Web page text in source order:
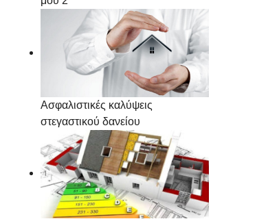
Ασφαλιστικές καλύψεις
στεγαστικού δανείου